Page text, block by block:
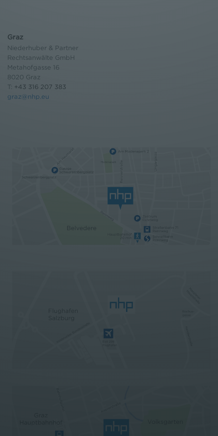
Graz
Niederhuber & Partner
Rechtsanwälte GmbH
Metahofgasse 16
8020 Graz
T: +43 316 207 383
graz@nhp.eu